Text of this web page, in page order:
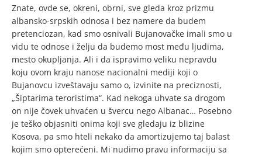
Znate, ovde se, okreni, obrni, sve gleda kroz prizmu
albansko-srpskih odnosa i bez namere da budem
pretenciozan, kad smo osnivali Bujanovačke imali smo u
vidu te odnose i želju da budemo most među ljudima,
mesto okupljanja. Ali i da ispravimo veliku nepravdu
koju ovom kraju nanose nacionalni mediji koji o
Bujanovcu izveštavaju samo o, izvinite na preciznosti,
„Šiptarima teroristima“. Kad nekoga uhvate sa drogom
on nije čovek uhvaćen u švercu nego Albanac… Posebno
je teško objasniti onima koji sve gledaju iz blizine
Kosova, pa smo hteli nekako da amortizujemo taj balast
kojim smo opterećeni. Mi nudimo pravu informaciju sa